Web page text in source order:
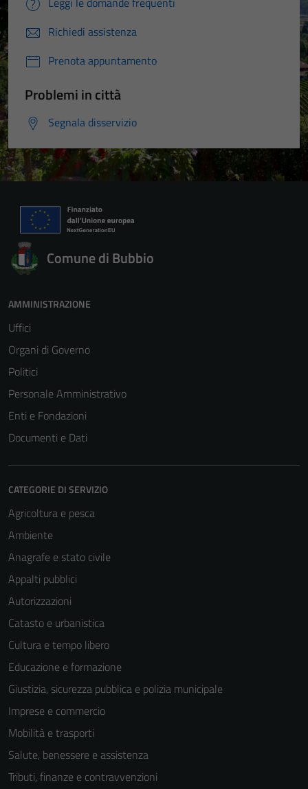
Richiedi assistenza
Prenota appuntamento
Problemi in città
Segnala disservizio
Comune di Bubbio
AMMINISTRAZIONE
Uffici
Organi di Governo
Politici
Personale Amministrativo
Enti e Fondazioni
Documenti e Dati
CATEGORIE DI SERVIZIO
Agricoltura e pesca
Ambiente
Anagrafe e stato civile
Appalti pubblici
Autorizzazioni
Catasto e urbanistica
Cultura e tempo libero
Educazione e formazione
Giustizia, sicurezza pubblica e polizia municipale
Imprese e commercio
Mobilità e trasporti
Salute, benessere e assistenza
Tributi, finanze e contravvenzioni